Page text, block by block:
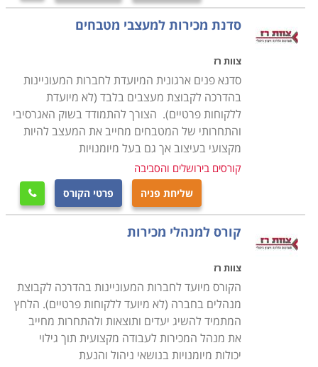
להתקשר ליועצות הלימודים המיומנות שלנו, שינסו לאתר
עבורכם עוד הזדמנויות אטרקטיביות שיתאימו לצרכיכם.
סדנת מכירות למעצבי מטבחים
צוות רז
סדנא פנים ארגונית המיועדת לחברות המעוניינות
בהדרכה לקבוצת מעצבים בלבד (לא מיועדת
ללקוחות פרטיים). הצורך להתמודד בשוק האגרסיבי
והתחרותי של המטבחים מחייב את המעצב להיות
מקצועי בעיצוב אך גם בעל מיומנויות
קורסים בירושלים והסביבה
שליחת פניה פרטי הקורס 
קורס למנהלי מכירות
צוות רז
הקורס מיועד לחברות המעוניינות בהדרכה לקבוצת
מנהלים בחברה (לא מיועד ללקוחות פרטיים). הלחץ
המתמיד להשיג יעדים ותוצאות ולהתחרות מחייב
את מנהל המכירות לעבודה מקצועית תוך גילוי
יכולות מיומנויות בנושאי ניהול והנעת